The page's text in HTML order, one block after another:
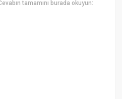
tamamını burada okuyun: